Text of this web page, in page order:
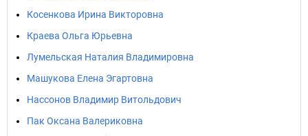
Косенкова Ирина Викторовна
Краева Ольга Юрьевна
Лумельская Наталия Владимировна
Машукова Елена Эгартовна
Нассонов Владимир Витольдович
Пак Оксана Валериковна